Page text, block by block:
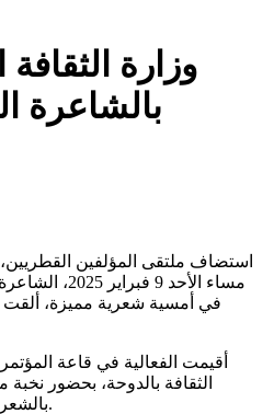
وزارة
بالشاعرة
استضاف ملتقى المؤلفين القطريين،
مساء الأحد 9
في أمسية شعرية مميزة، ألقت
أقيمت الفعالية في قاعة
الثقافة بالدوحة، بحضور نخبة
بالشعر والأدب من مختلف الجنسيات.